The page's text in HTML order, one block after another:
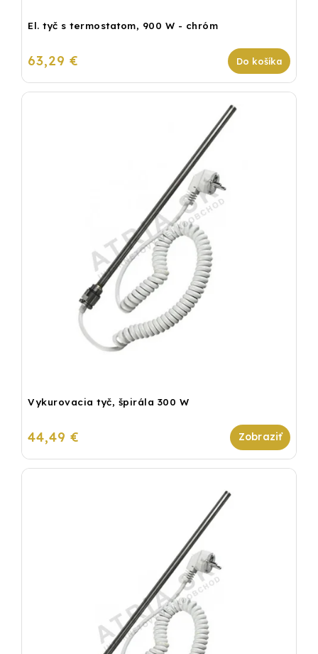
El. tyč s termostatom, 900 W - chróm
63,29 € Do košíka
Vykurovacia tyč, špirála 300 W
44,49 €